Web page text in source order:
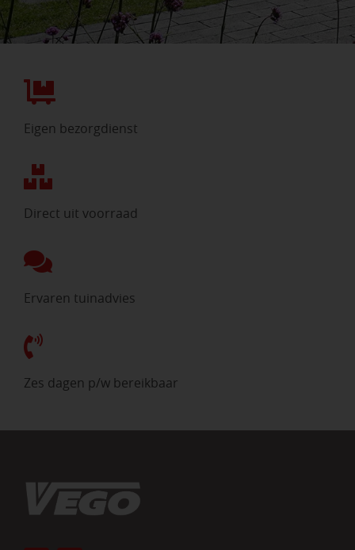
Eigen bezorgdienst
Direct uit voorraad
Ervaren tuinadvies
Zes dagen p/w bereikbaar